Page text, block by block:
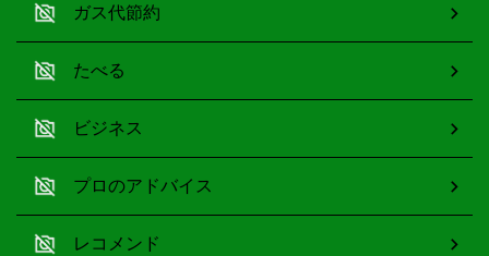
ガス代節約
たべる
ビジネス
プロのアドバイス
レコメンド